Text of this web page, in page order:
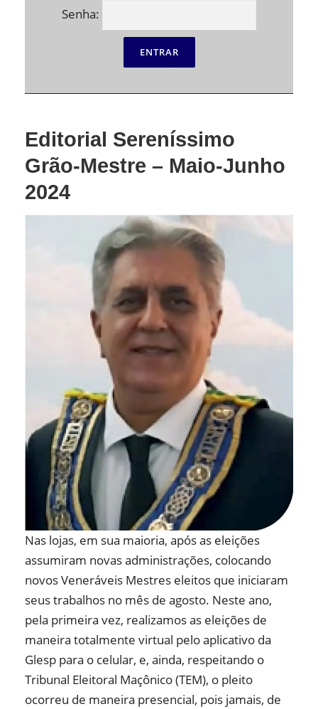
Senha:
Editorial Sereníssimo
Grão-Mestre – Maio-Junho
2024
Nas lojas, em sua maioria, após as eleições
assumiram novas administrações, colocando
novos Veneráveis Mestres eleitos que iniciaram
seus trabalhos no mês de agosto. Neste ano,
pela primeira vez, realizamos as eleições de
maneira totalmente virtual pelo aplicativo da
Glesp para o celular, e, ainda, respeitando o
Tribunal Eleitoral Maçônico (TEM), o pleito
ocorreu de maneira presencial, pois jamais, de